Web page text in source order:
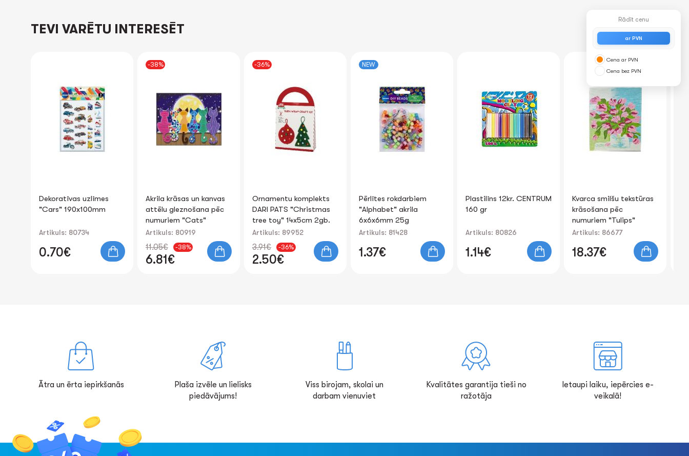
TEVI VARĒTU INTERESĒT
Akrila krāsas un kanvas
attēlu gleznošana pēc
40x50cm
Artikuls: 80919
11.05€ -38%
6.81€
-36%
Ornamentu komplekts
DARI PATS "Christmas
tree toy" 14x5cm 2gb.
Artikuls: 89952
3.91€ -36%
2.50€
NEW
Pērlītes rokdarbiem
"Alphabet" akrila
6x6x6mm 25g
Artikuls: 81428
1.37€
Plastilīns 12kr. CENTRUM
160 gr
Artikuls: 80826
1.14€
Kvarca smilšu tekstūras
krāsošana pēc
40x50cm
Artikuls: 86677
18.37€
Dekoratīvas uzlīmes
"CRYSTAL" 17x7cm
Artikuls: 80960
0.65€
Rādīt cenu
ar PVN
Cena ar PVN
Cena bez PVN
Ātra un ērta iepirkšanās
Plaša izvēle un lielisks
piedāvājums!
Viss birojam, skolai un
darbam vienuviet
Kvalitātes garantija tieši no
ražotāja
Ietaupi laiku, iepērcies e-
veikalā!